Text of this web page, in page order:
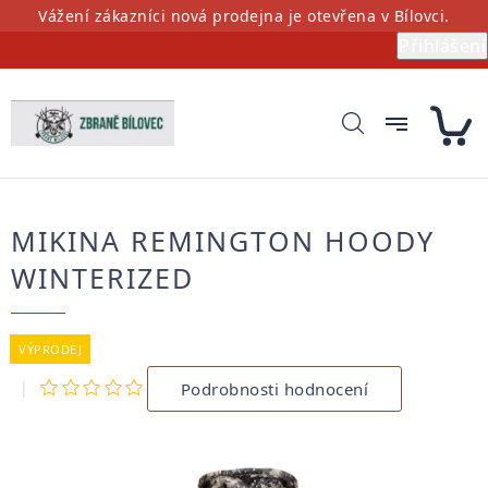
PřejítVážení zákazníci nová prodejna je otevřena v Bílovci.
MIKINA REMINGTON HOODY
WINTERIZED
VÝPRODEJ
Průměrné
hodnocení
produktu
Podrobnosti hodnocení